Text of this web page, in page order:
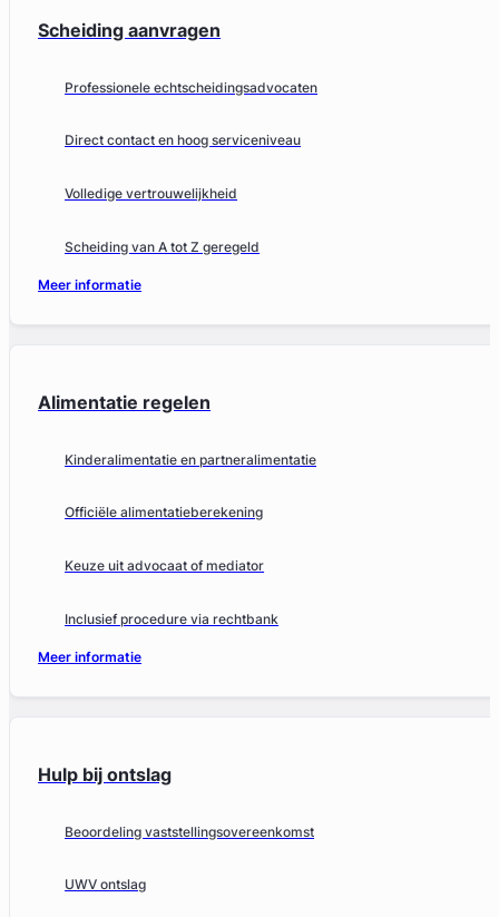
Scheiding aanvragen
Professionele echtscheidingsadvocaten
Direct contact en hoog serviceniveau
Volledige vertrouwelijkheid
Scheiding van A tot Z geregeld
Meer informatie
Alimentatie regelen
Kinderalimentatie en partneralimentatie
Officiële alimentatieberekening
Keuze uit advocaat of mediator
Inclusief procedure via rechtbank
Meer informatie
Hulp bij ontslag
Beoordeling vaststellingsovereenkomst
UWV ontslag